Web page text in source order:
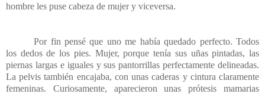
hombre les puse cabeza de mujer y viceversa.
Por fin pensé que uno me había quedado perfecto. Todos
los dedos de los pies. Mujer, porque tenía sus uñas pintadas, las
piernas largas e iguales y sus pantorrillas perfectamente delineadas.
La pelvis también encajaba, con unas caderas y cintura claramente
femeninas. Curiosamente, aparecieron unas prótesis mamarias